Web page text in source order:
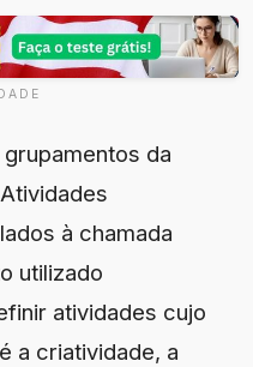
da
à chamada
utilizado
atividades cujo
a criatividade, a